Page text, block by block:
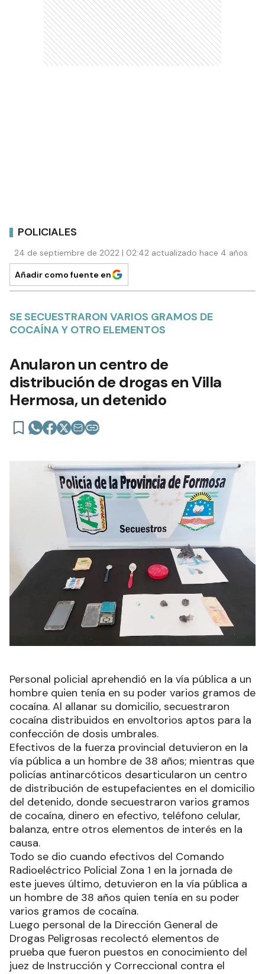
POLICIALES
24 de septiembre de 2022 | 02:42 actualizado hace 4 años
Añadir como fuente en
SE SECUESTRARON VARIOS GRAMOS DE
COCAÍNA Y OTRO ELEMENTOS
Anularon un centro de
distribución de drogas en Villa
Hermosa, un detenido
Personal policial aprehendió en la vía pública a un
hombre quien tenía en su poder varios gramos de
cocaína. Al allanar su domicilio, secuestraron
cocaína distribuidos en envoltorios aptos para la
confección de dosis umbrales.
Efectivos de la fuerza provincial detuvieron en la
vía pública a un hombre de 38 años; mientras que
policías antinarcóticos desarticularon un centro
de distribución de estupefacientes en el domicilio
del detenido, donde secuestraron varios gramos
de cocaína, dinero en efectivo, teléfono celular,
balanza, entre otros elementos de interés en la
causa.
Todo se dio cuando efectivos del Comando
Radioeléctrico Policial Zona 1 en la jornada de
este jueves último, detuvieron en la vía pública a
un hombre de 38 años quien tenía en su poder
varios gramos de cocaína.
Luego personal de la Dirección General de
Drogas Peligrosas recolectó elementos de
prueba que fueron puestos en conocimiento del
juez de Instrucción y Correccional contra el